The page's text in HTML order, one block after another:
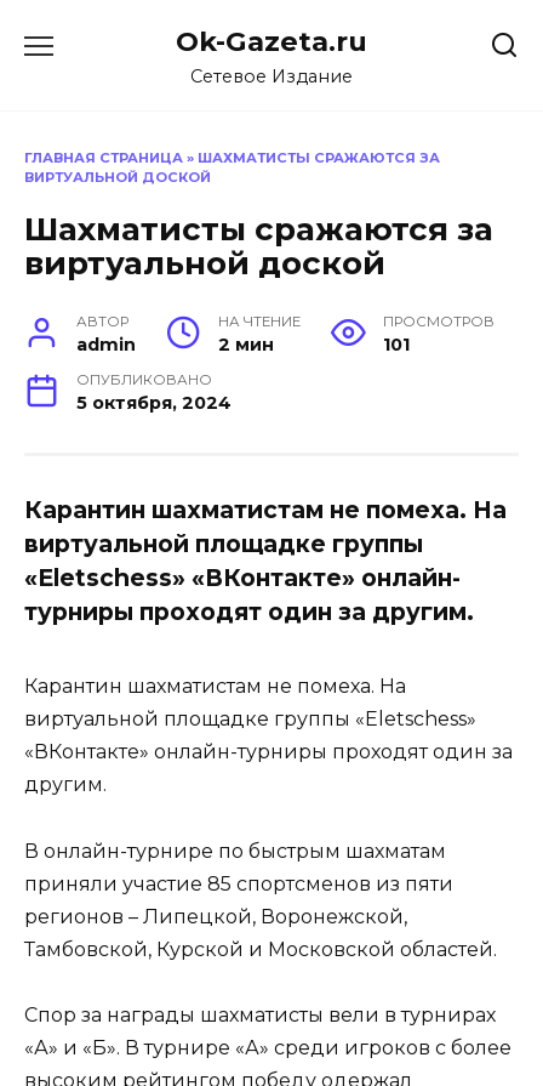
Ok-Gazeta.ru
Сетевое Издание
ГЛАВНАЯ СТРАНИЦА » ШАХМАТИСТЫ СРАЖАЮТСЯ ЗА
ВИРТУАЛЬНОЙ ДОСКОЙ
Шахматисты сражаются за
виртуальной доской
АВТОР
admin
НА ЧТЕНИЕ
2 мин
ПРОСМОТРОВ
101
ОПУБЛИКОВАНО
5 октября, 2024
Карантин шахматистам не помеха. На
виртуальной площадке группы
«Eletschess» «ВКонтакте» онлайн-
турниры проходят один за другим.
Карантин шахматистам не помеха. На
виртуальной площадке группы «Eletschess»
«ВКонтакте» онлайн-турниры проходят один за
другим.
В онлайн-турнире по быстрым шахматам
приняли участие 85 спортсменов из пяти
регионов – Липецкой, Воронежской,
Тамбовской, Курской и Московской областей.
Спор за награды шахматисты вели в турнирах
«А» и «Б». В турнире «А» среди игроков с более
высоким рейтингом победу одержал